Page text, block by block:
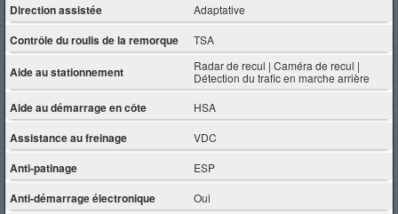
Direction assistée Adaptative
Contrôle du roulis de la remorque TSA
Aide au stationnement
Radar de recul | Caméra de recul |
Détection du trafic en marche arrière
Aide au démarrage en côte HSA
Assistance au freinage VDC
Anti-patinage ESP
Anti-démarrage électronique Oui